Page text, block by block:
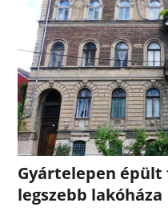
Gyártelepen
legszebb lakóháza